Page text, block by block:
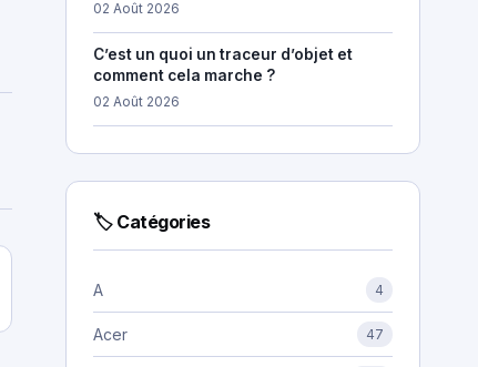
02 Août 2026
C’est un quoi un traceur d’objet et
comment cela marche ?
02 Août 2026
🏷 Catégories
A 4
Acer 47